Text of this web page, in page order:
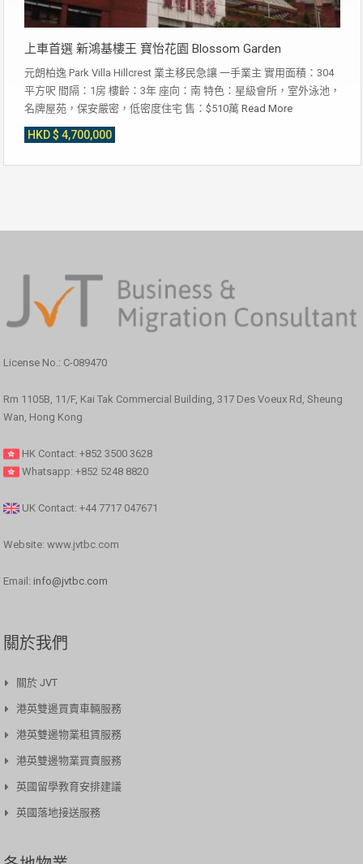
上車首選 新鴻基樓王 寶怡花園 Blossom Garden
元朗柏逸 Park Villa Hillcrest 業主移民急讓 一手業主 實用面積：304
平方呎 間隔：1房 樓齡：3年 座向：南 特色：星級會所，室外泳池，
名牌屋苑，保安嚴密，低密度住宅 售：$510萬 Read More
HKD $ 4,700,000
License No.: C-089470
Rm 1105B, 11/F, Kai Tak Commercial Building, 317 Des Voeux Rd, Sheung
Wan, Hong Kong
HK Contact: +852 3500 3628
Whatsapp: +852 5248 8820
UK Contact: +44 7717 047671
Website: www.jvtbc.com
Email: info@jvtbc.com
關於我們
關於 JVT
港英雙邊買賣車輛服務​
港英雙邊物業租賃服務
港英雙邊物業買賣服務
英國留學教育安排建議
英國落地接送服務